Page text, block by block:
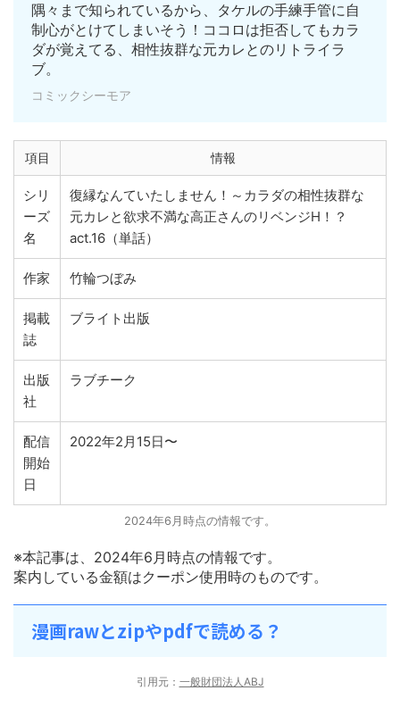
隅々まで知られているから、タケルの手練手管に自
制心がとけてしまいそう！ココロは拒否してもカラ
ダが覚えてる、相性抜群な元カレとのリトライラ
ブ。
コミックシーモア
項目 情報
シリ
ーズ
名
復縁なんていたしません！～カラダの相性抜群な
元カレと欲求不満な高正さんのリベンジH！？
act.16（単話）
作家 竹輪つぼみ
掲載
誌
ブライト出版
出版
社
ラブチーク
配信
開始
日
2022年2月15日〜
2024年6月時点の情報です。
※本記事は、2024年6月時点の情報です。
案内している金額はクーポン使用時のものです。
漫画rawとzipやpdfで読める？
引用元： 一般財団法人ABJ